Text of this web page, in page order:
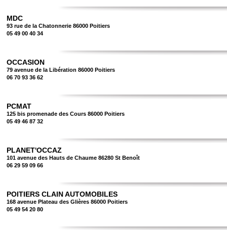
MDC
93 rue de la Chatonnerie 86000 Poitiers
05 49 00 40 34
OCCASION
79 avenue de la Libération 86000 Poitiers
06 70 93 36 62
PCMAT
125 bis promenade des Cours 86000 Poitiers
05 49 46 87 32
PLANET'OCCAZ
101 avenue des Hauts de Chaume 86280 St Benoît
06 29 59 09 66
POITIERS CLAIN AUTOMOBILES
168 avenue Plateau des Glières 86000 Poitiers
05 49 54 20 80